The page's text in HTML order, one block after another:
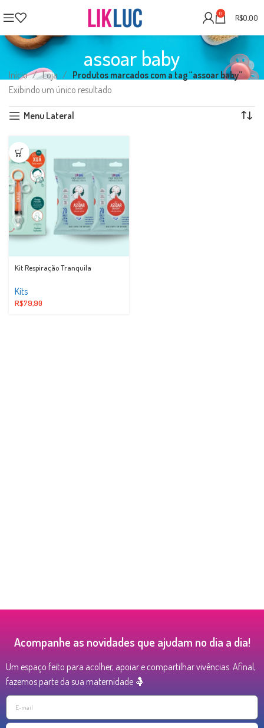
0 R$0,00
assoar baby
Início Loja
Produtos marcados com a tag “assoar baby”
Exibindo um único resultado
Menu Lateral
Kit Respiração Tranquila
Kits
R$79,90
Acompanhe as novidades que ajudam no dia a dia!
Um espaço feito para acolher, apoiar e compartilhar vivências. Afinal,
fazemos parte da sua maternidade 🤱